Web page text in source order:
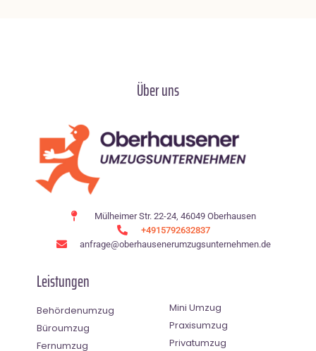
Über uns
Mülheimer Str. 22-24, 46049 Oberhausen
+4915792632837
anfrage@oberhausenerumzugsunternehmen.de
Leistungen
Behördenumzug
Büroumzug
Fernumzug
Mini Umzug
Praxisumzug
Privatumzug